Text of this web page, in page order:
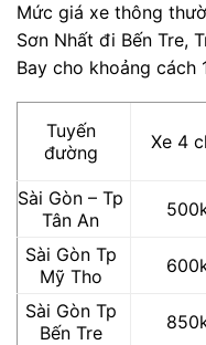
Mức giá xe thông
Sơn Nhất đi Bến Tre,
Bay cho khoảng cách
Tuyến
đường
Xe 4
Sài Gòn – Tp
Tân An
Sài Gòn Tp
Mỹ Tho
Sài Gòn Tp
Bến Tre